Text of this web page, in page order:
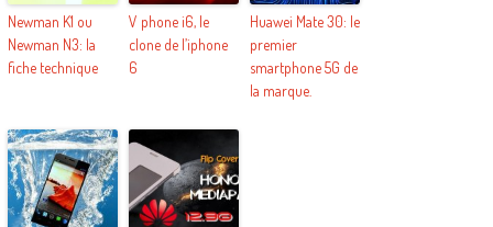
Newman K1 ou
Newman N3: la
fiche technique
V phone i6, le
clone de l’iphone
6
Huawei Mate 30: le
premier
smartphone 5G de
la marque.